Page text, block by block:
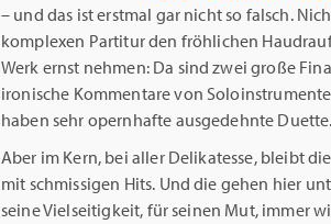
– und das ist erstmal gar nicht so falsch.
komplexen Partitur den fröhlichen
Werk ernst nehmen: Da sind zwei große
ironische Kommentare von
haben sehr opernhafte ausgedehnte
Aber im Kern, bei aller Delikatesse, bleibt
mit schmissigen Hits. Und die gehen hier
seine Vielseitigkeit, für seinen Mut, immer